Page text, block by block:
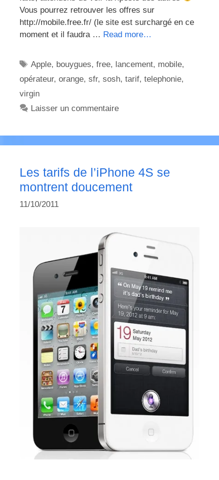
Vous pourrez retrouver les offres sur
http://mobile.free.fr/ (le site est surchargé en ce
moment et il faudra … Read more…
Étiquettes
Apple, bouygues,free, lancement, mobile,
opérateur, orange, sfr, sosh, tarif, telephonie,
virgin
Laisser un commentaire
Les tarifs de l’iPhone 4S se
montrent doucement
11/10/2011